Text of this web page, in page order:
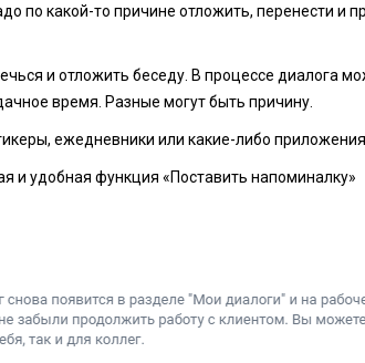
по какой-то причине отложить, перенести и
и отложить беседу. В процессе диалога
время. Разные могут быть причину.
ежедневники или какие-либо
и удобная функция «Поставить напоминалку»